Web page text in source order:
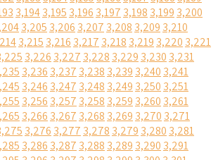
3,1943,195 3,196 3,197 3,198 3,199 3,200
3,205 3,206 3,207 3,208 3,209 3,210
3,215 3,216 3,217 3,218 3,219 3,220 3,221
3,226 3,227 3,228 3,229 3,230 3,231
3,236 3,237 3,238 3,239 3,240 3,241
3,246 3,247 3,248 3,249 3,250 3,251
3,256 3,257 3,258 3,259 3,260 3,261
3,266 3,267 3,268 3,269 3,270 3,271
3,276 3,277 3,278 3,279 3,280 3,281
3,286 3,287 3,288 3,289 3,290 3,291